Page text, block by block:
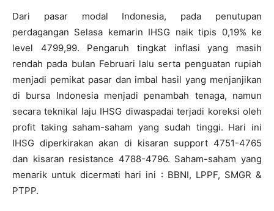
Dari pasar modal Indonesia, pada penutupan
perdagangan Selasa kemarin IHSG naik tipis 0,19% ke
level 4799,99. Pengaruh tingkat inflasi yang masih
rendah pada bulan Februari lalu serta penguatan rupiah
menjadi pemikat pasar dan imbal hasil yang menjanjikan
di bursa Indonesia menjadi penambah tenaga, namun
secara teknikal laju IHSG diwaspadai terjadi koreksi oleh
profit taking saham-saham yang sudah tinggi. Hari ini
IHSG diperkirakan akan di kisaran support 4751-4765
dan kisaran resistance 4788-4796. Saham-saham yang
menarik untuk dicermati hari ini : BBNI, LPPF, SMGR &
PTPP.